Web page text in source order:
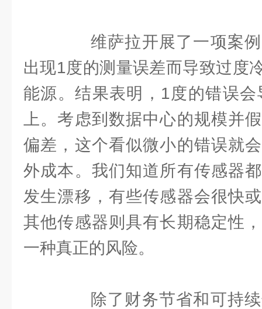
维萨拉开展了一项案例
出现1度的测量误差而导致过度
能源。结果表明，1度的错误
上。考虑到数据中心的规模并
偏差，这个看似微小的错误就
外成本。我们知道所有传感器
发生漂移，有些传感器会很快
其他传感器则具有长期稳定性
一种真正的风险。
除了财务节省和可持续